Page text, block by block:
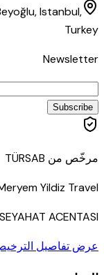
Istanbul,
Turkey
Newsletter
Subscribe
مرخّص من TÜRSAB
Yildiz Travel
ACENTASI
عرض تفاصيل